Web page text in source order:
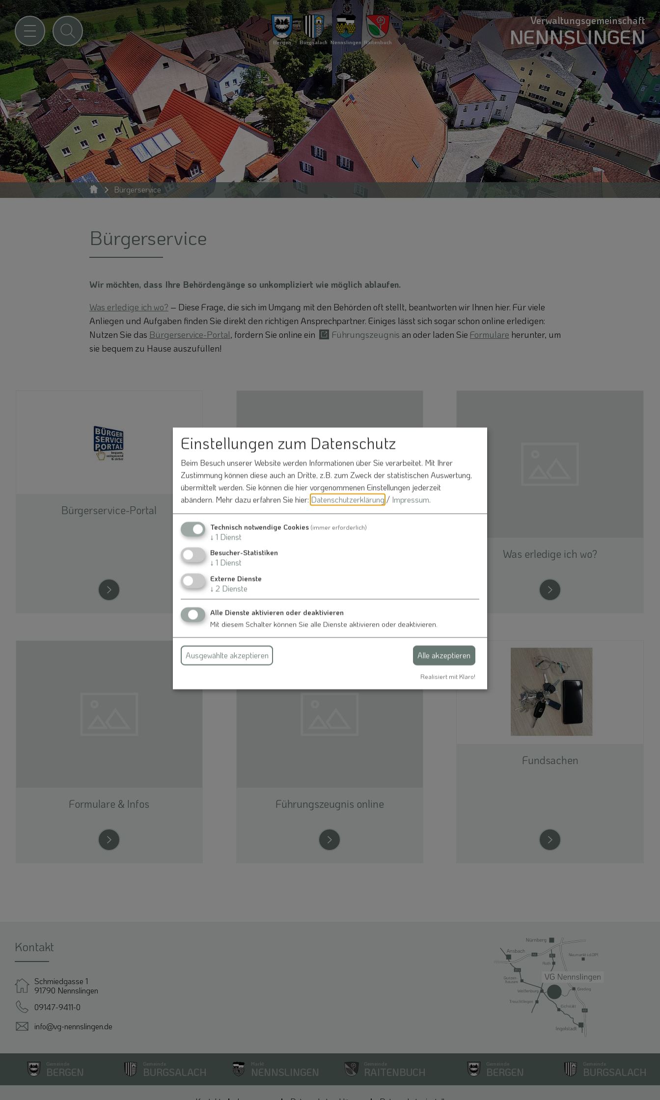
Bergen Burgsalach Nennslingen Raitenbuch
Verwaltungsgemeinschaft
NENNSLINGEN
Bürgerservice
Bürgerservice
Wir möchten, dass Ihre Behördengänge so unkompliziert wie möglich ablaufen.
Was erledige ich wo? – Diese Frage, die sich im Umgang mit den Behörden oft stellt, beantworten wir Ihnen hier. Für viele
Anliegen und Aufgaben finden Sie direkt den richtigen Ansprechpartner. Einiges lässt sich sogar schon online erledigen:
Nutzen Sie das Bürgerservice-Portal, fordern Sie online ein Führungszeugnis an oder laden Sie Formulare herunter, um
sie bequem zu Hause auszufüllen!
Bürgerservice-Portal
Bürgerinformationsportal Was erledige ich wo?
Formulare & Infos Führungszeugnis online
Fundsachen
Kontakt
Schmiedgasse 1
91790 Nennslingen
09147-9411-0
info@vg-nennslingen.de
Gemeinde
BERGEN
Gemeinde
BURGSALACH
Markt
NENNSLINGEN
Gemeinde
RAITENBUCH
Gemeinde
BERGEN
Gemeinde
BURGSALACH
Einstellungen zum Datenschutz
Beim Besuch unserer Website werden Informationen über Sie verarbeitet. Mit Ihrer
Zustimmung können diese auch an Dritte, z.B. zum Zweck der statistischen Auswertung,
übermittelt werden. Sie können die hier vorgenommenen Einstellungen jederzeit
abändern. Mehr dazu erfahren Sie hier: Datenschutzerklärung / Impressum.
Technisch notwendige Cookies (immer erforderlich)
↓ 1 Dienst
Besucher-Statistiken
↓ 1 Dienst
Externe Dienste
↓ 2 Dienste
Alle Dienste aktivieren oder deaktivieren
Mit diesem Schalter können Sie alle Dienste aktivieren oder deaktivieren.
Ausgewählte akzeptieren Alle akzeptieren
Realisiert mit Klaro!